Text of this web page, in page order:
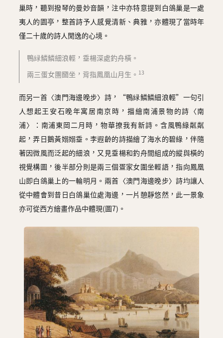
巢時，聽到撥琴的曼妙音韻，注中亦特意提到白鴿巢是一處
夷人的園亭，整首詩予人感覺清新、典雅，亦體現了當時年
僅二十歲的詩人閒逸的心境。
鴨緑鱗鱗細浪輕，垂楊深處釣舟橫。
兩三蛋女團圞坐，背指鳳凰山月生。 13
而另一首〈澳門海邊晚步〉詩，“鴨緑鱗鱗細浪輕”一句引
人想起王安石晚年寓居南京時，描繪南浦景物的詩〈南
浦〉：南浦東岡二月時，物華撩我有新詩。含風鴨綠粼粼
起，弄日鵝黃嫋嫋垂。李遐齡的詩描繪了海水的碧綠，伴隨
著因微風而泛起的細浪，又見垂楊和釣舟間組成的縱與橫的
視覺構圖，後半部分則是兩三個疍家女圍坐輕語，指向鳳凰
山即白鴿巢上的一輪明月。兩首〈澳門海邊晚步〉詩均讓人
從中體會到昔日白鴿巢位處海邊，一片憩靜悠然，此一景象
亦可從西方繪畫作品中體現(圖7)。